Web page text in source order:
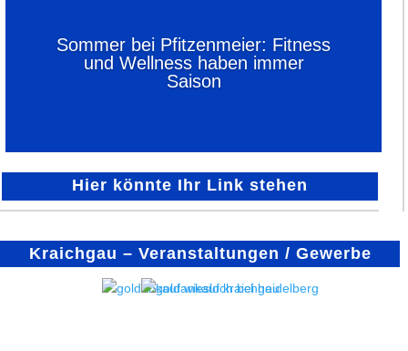
Sommer bei Pfitzenmeier: Fitness
und Wellness haben immer
Saison
Hier könnte Ihr Link stehen
Kraichgau – Veranstaltungen / Gewerbe